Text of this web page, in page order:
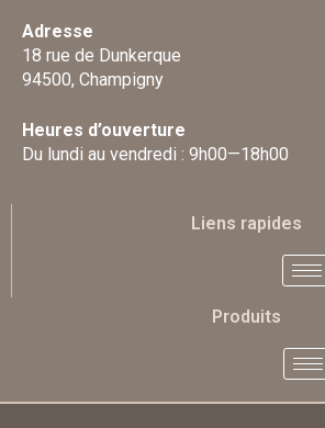
Adresse
18 rue de Dunkerque
94500, Champigny
Heures d’ouverture
Du lundi au vendredi : 9h00—18h00
Liens rapides
Produits